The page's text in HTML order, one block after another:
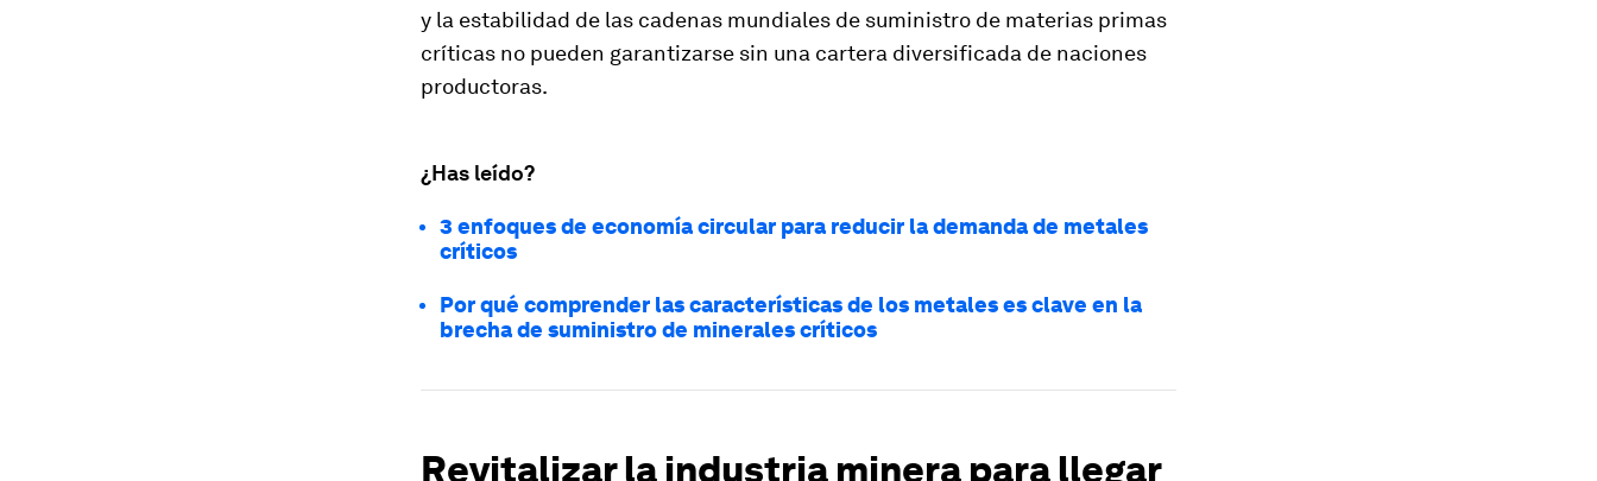
y la estabilidad de las cadenas mundiales de suministro de materias primas
críticas no pueden garantizarse sin una cartera diversificada de naciones
productoras.
¿Has leído?
3 enfoques de economía circular para reducir la demanda de metales
críticos
Por qué comprender las características de los metales es clave en la
brecha de suministro de minerales críticos
Revitalizar la industria minera para llegar